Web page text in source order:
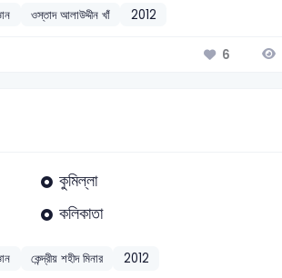
ওস্তাদ আলাউদ্দীন খাঁ 2012
6
কুমিল্লা
কলিকাতা
কেন্দ্রীয় শহীদ মিনার 2012